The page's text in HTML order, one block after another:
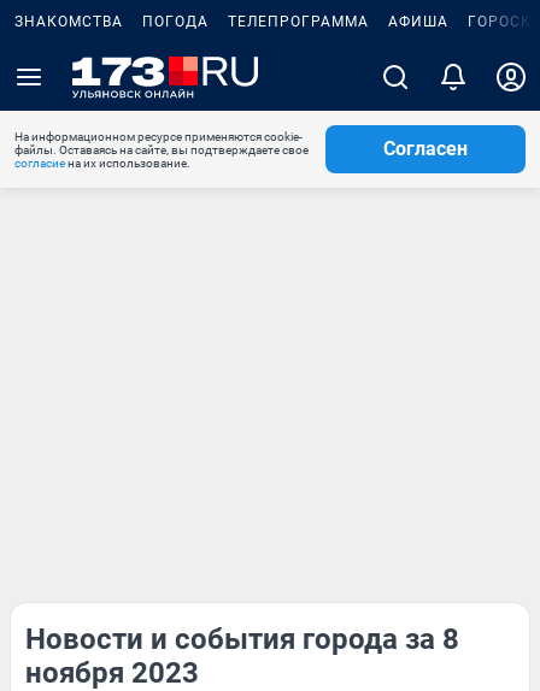
ЗНАКОМСТВА ПОГОДА ТЕЛЕПРОГРАММА АФИША
На информационном ресурсе применяются cookie-
файлы. Оставаясь на сайте, вы подтверждаете свое
согласиена их использование.
Согласен
Новости и события города за 8
ноября 2023